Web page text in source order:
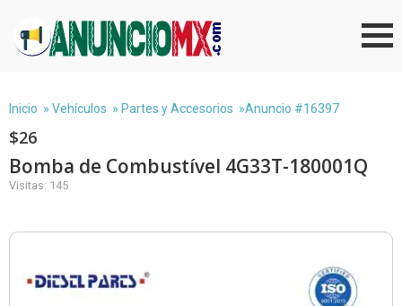
Inicio » Vehículos » Partes y Accesorios »Anuncio #16397
$26
Bomba de Combustível 4G33T-180001Q
Visitas: 145